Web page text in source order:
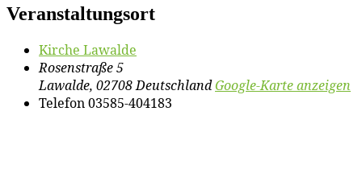
Veranstaltungsort
Kir­che Lawalde
Rosenstraße 5
Lawalde, 02708DeutschlandGoogle-Karte anzeigen
Telefon03585-404183